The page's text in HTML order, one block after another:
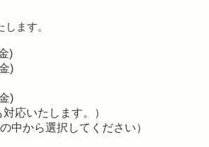
ます。
金)
)
)
応いたします。）
から選択してください）